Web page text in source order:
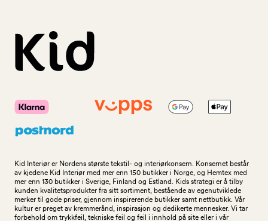
Kid Interiør er Nordens største tekstil- og interiørkonsern. Konsernet består
av kjedene Kid Interiør med mer enn 150 butikker i Norge, og Hemtex med
mer enn 130 butikker i Sverige, Finland og Estland. Kids strategi er å tilby
kunden kvalitetsprodukter fra sitt sortiment, bestående av egenutviklede
merker til gode priser, gjennom inspirerende butikker samt nettbutikk. Vår
kultur er preget av kremmerånd, inspirasjon og dedikerte mennesker. Vi tar
forbehold om trykkfeil, tekniske feil og feil i innhold på site eller i vår